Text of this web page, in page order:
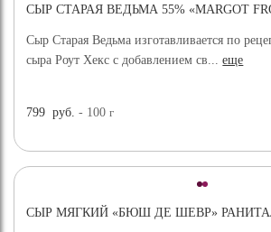
СЫР СТАРАЯ ВЕДЬМА 55% «MARGOT
Сыр Старая Ведьма изготавливается по
сыра Роут Хекс с добавлением св...еще
799 руб. - 100г
СЫР МЯГКИЙ «БЮШ ДЕ ШЕВР»